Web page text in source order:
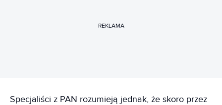
REKLAMA
Specjaliści z PAN rozumieją jednak, że skoro przez